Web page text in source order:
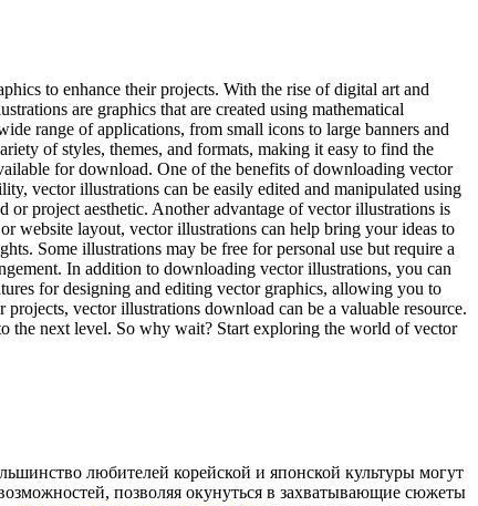
to enhance their projects. With the rise of digital art and
are graphics that are created using mathematical
range of applications, from small icons to large banners and
of styles, themes, and formats, making it easy to find the
for download. One of the benefits of downloading vector
vector illustrations can be easily edited and manipulated using
or project aesthetic. Another advantage of vector illustrations is
website layout, vector illustrations can help bring your ideas to
Some illustrations may be free for personal use but require a
In addition to downloading vector illustrations, you can
for designing and editing vector graphics, allowing you to
vector illustrations download can be a valuable resource.
the next level. So why wait? Start exploring the world of vector
любителей корейской и японской культуры могут
позволяя окунуться в захватывающие сюжеты